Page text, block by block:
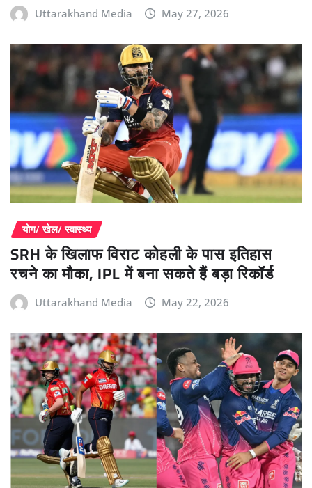
Uttarakhand Media May 27, 2026
योग/ खेल/ स्वास्थ्य
SRH के खिलाफ विराट कोहली के पास इतिहास
रचने का मौका, IPL में बना सकते हैं बड़ा रिकॉर्ड
Uttarakhand Media May 22, 2026